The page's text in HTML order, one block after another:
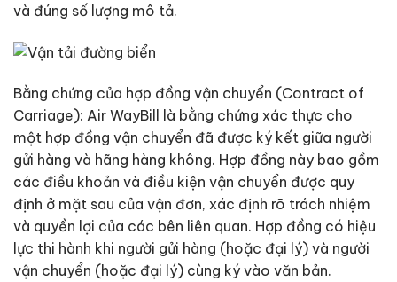
và đúng số lượng mô tả.
Bằng chứng của hợp đồng vận chuyển (Contract of
Carriage): Air WayBill là bằng chứng xác thực cho
một hợp đồng vận chuyển đã được ký kết giữa người
gửi hàng và hãng hàng không. Hợp đồng này bao gồm
các điều khoản và điều kiện vận chuyển được quy
định ở mặt sau của vận đơn, xác định rõ trách nhiệm
và quyền lợi của các bên liên quan. Hợp đồng có hiệu
lực thi hành khi người gửi hàng (hoặc đại lý) và người
vận chuyển (hoặc đại lý) cùng ký vào văn bản.